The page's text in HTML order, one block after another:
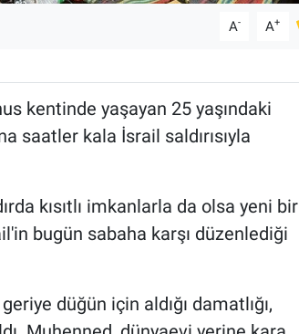
A- A+
kentinde yaşayan 25 yaşındaki
saatler kala İsrail saldırısıyla
kısıtlı imkanlarla da olsa yeni bir
bugün sabaha karşı düzenlediği
düğün için aldığı damatlığı,